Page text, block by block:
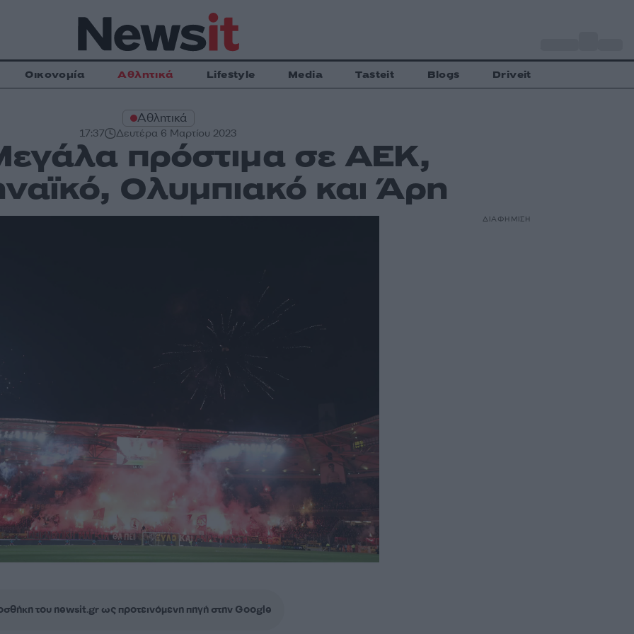
Οικονομία Αθλητικά Lifestyle Media Tasteit Blogs Driveit
Αθλητικά
17:37 Δευτέρα 6 Μαρτίου 2023
πρόστιμα σε ΑΕΚ,
Ολυμπιακό και Άρη
του newsit.gr ως προτεινόμενη πηγή στην Google
ΔΙΑΦΗΜΙΣΗ